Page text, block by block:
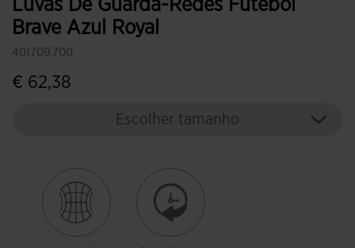
Luvas De Guarda-Redes Futebol
Brave Azul Royal
401709.700
€ 62,38
Escolher tamanho